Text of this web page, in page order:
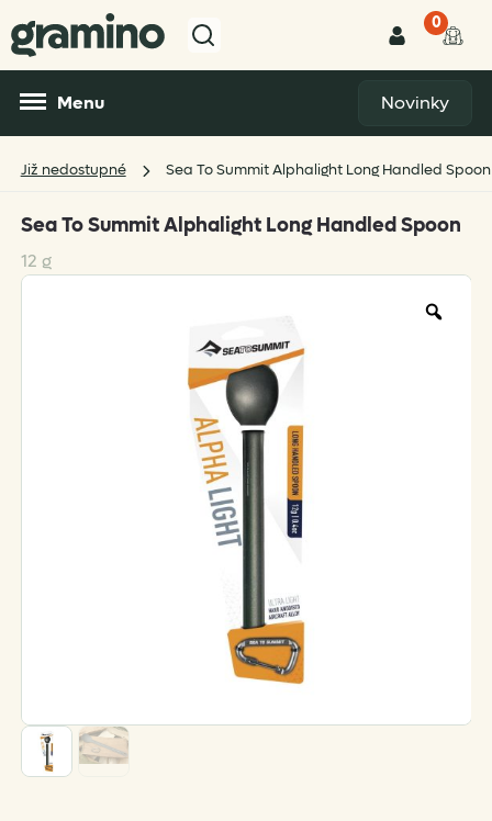
0
Menu Novinky
Již nedostupné Sea To Summit Alphalight Long Handled Spoon
Sea To Summit Alphalight Long Handled Spoon
12 g